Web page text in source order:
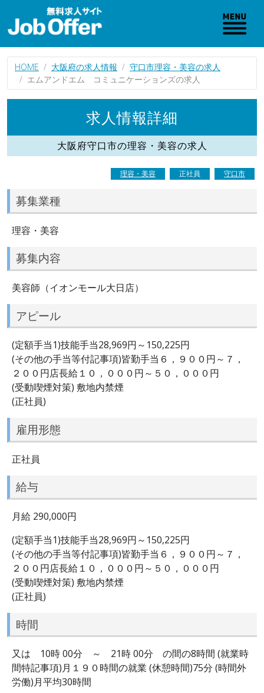
HOME 大阪府の求人情報
守口市理容・美容の求人
エムアンドエム コミュニケーションズの求人
求人情報詳細
大阪府守口市の理容・美容の求人
理容・美容 正社員 守口市
募集業種
理容・美容
募集内容
美容師（イオンモール大日店）
アピール
(定額手当1)技能手当28,969円～150,225円
(その他の手当等付記事項)皆勤手当６，９００円～７，
２００円店長給１０，０００円～５０，０００円
(受動喫煙対策) 敷地内禁煙
(正社員)
雇用形態
正社員
給与
月給 290,000円
(定額手当1)技能手当28,969円～150,225円
(その他の手当等付記事項)皆勤手当６，９００円～７，
２００円店長給１０，０００円～５０，０００円
(受動喫煙対策) 敷地内禁煙
(正社員)
時間
又は 10時 00分 ～ 21時 00分 の間の8時間 (就業時
間特記事項)月１９０時間の就業 (休憩時間)75分 (時間外
労働)月平均30時間